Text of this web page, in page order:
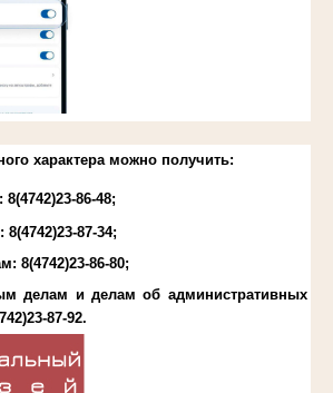
характера можно получить:
86-48;
8(4742)23-87-34;
8(4742)23-86-80;
делам и делам об административных
87-92.